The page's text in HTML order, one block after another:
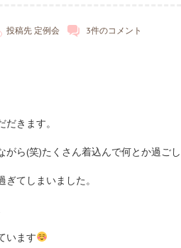
投稿先 定例会 3件のコメント
きます。
ら(笑)たくさん着込んで何とか過ごし
てしまいました。
います